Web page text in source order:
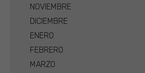
NOVIEMBRE
DICIEMBRE
ENERO
FEBRERO
MARZO